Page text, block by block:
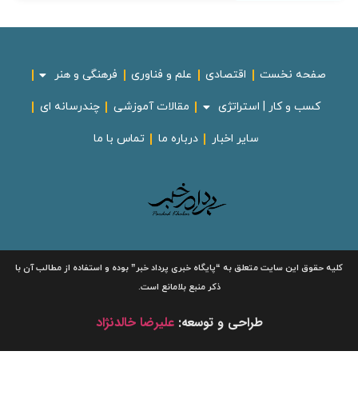
صفحه نخست اقتصادی علم و فناوری فرهنگی و هنر
کسب و کار | استراتژی مقالات آموزشی چندرسانه ای
سایر اخبار درباره ما تماس با ما
کلیه حقوق این سایت متعلق به“پایگاه خبریپرداد خبر”بوده و استفاده از مطالب آن با
ذکر منبع بلامانع است.
طراحی و توسعه:علیرضا خالدنژاد